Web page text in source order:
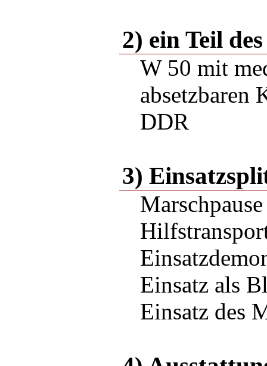
2) ein Teil
W 50 mit
absetzbaren
DDR
3)
Marschpause
Einsatz als
Einsatz des